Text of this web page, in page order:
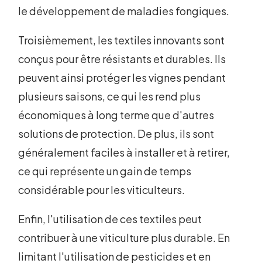
le développement de maladies fongiques.
Troisièmement, les textiles innovants sont
conçus pour être résistants et durables. Ils
peuvent ainsi protéger les vignes pendant
plusieurs saisons, ce qui les rend plus
économiques à long terme que d'autres
solutions de protection. De plus, ils sont
généralement faciles à installer et à retirer,
ce qui représente un gain de temps
considérable pour les viticulteurs.
Enfin, l'utilisation de ces textiles peut
contribuer à une viticulture plus durable. En
limitant l'utilisation de pesticides et en